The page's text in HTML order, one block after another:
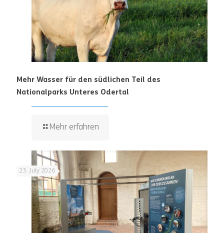
Mehr Wasser für den südlichen Teil des
Nationalparks Unteres Odertal
Mehr erfahren
23. July 2026